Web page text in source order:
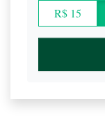
R$ 15